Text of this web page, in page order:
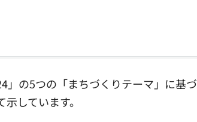
」の5つの「まちづくりテーマ」に基づ
しています。